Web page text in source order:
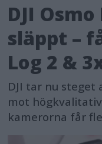
DJI
släppt –
Log 2 &
DJI tar nu
mot
kamerorna får